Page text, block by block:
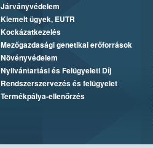
Járványvédelem
Kiemelt ügyek, EUTR
Kockázatkezelés
Mezőgazdasági genetikai erőforrások
Növényvédelem
Nyilvántartási és Felügyeleti Díj
Rendszerszervezés és felügyelet
Termékpálya-ellenőrzés